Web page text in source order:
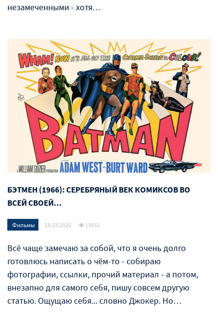
незамеченными - хотя…
БЭТМЕН (1966): СЕРЕБРЯНЫЙ ВЕК КОМИКСОВ ВО
ВСЕЙ СВОЕЙ…
Фильмы 18.03.2020 13932
Всё чаще замечаю за собой, что я очень долго
готовлюсь написать о чём-то - собираю
фотографии, ссылки, прочий материал - а потом,
внезапно для самого себя, пишу совсем другую
статью. Ощущаю себя... словно Джокер. Но…